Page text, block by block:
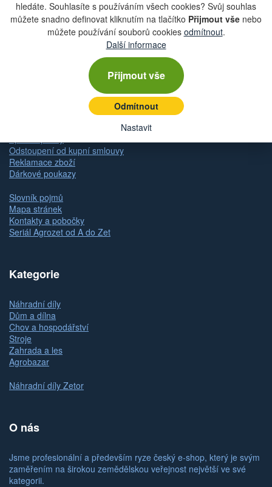
hledáte. Souhlasíte s používáním všech cookies? Svůj souhlas
můžete snadno definovat kliknutím na tlačítko Přijmout vše nebo
můžete používání souborů cookies odmítnout.
Další informace
Přijmout vše
Odmítnout
Nastavit
Zásady ochrany osobních údajů (GDPR)
Odstoupení od kupní smlouvy
Reklamace zboží
Dárkové poukazy
Slovník pojmů
Mapa stránek
Kontakty a pobočky
Seriál Agrozet od A do Zet
Kategorie
Náhradní díly
Dům a dílna
Chov a hospodářství
Stroje
Zahrada a les
Agrobazar
Náhradní díly Zetor
O nás
Jsme profesionální a především ryze český e-shop, který je svým
zaměřením na širokou zemědělskou veřejnost největší ve své
kategorii.